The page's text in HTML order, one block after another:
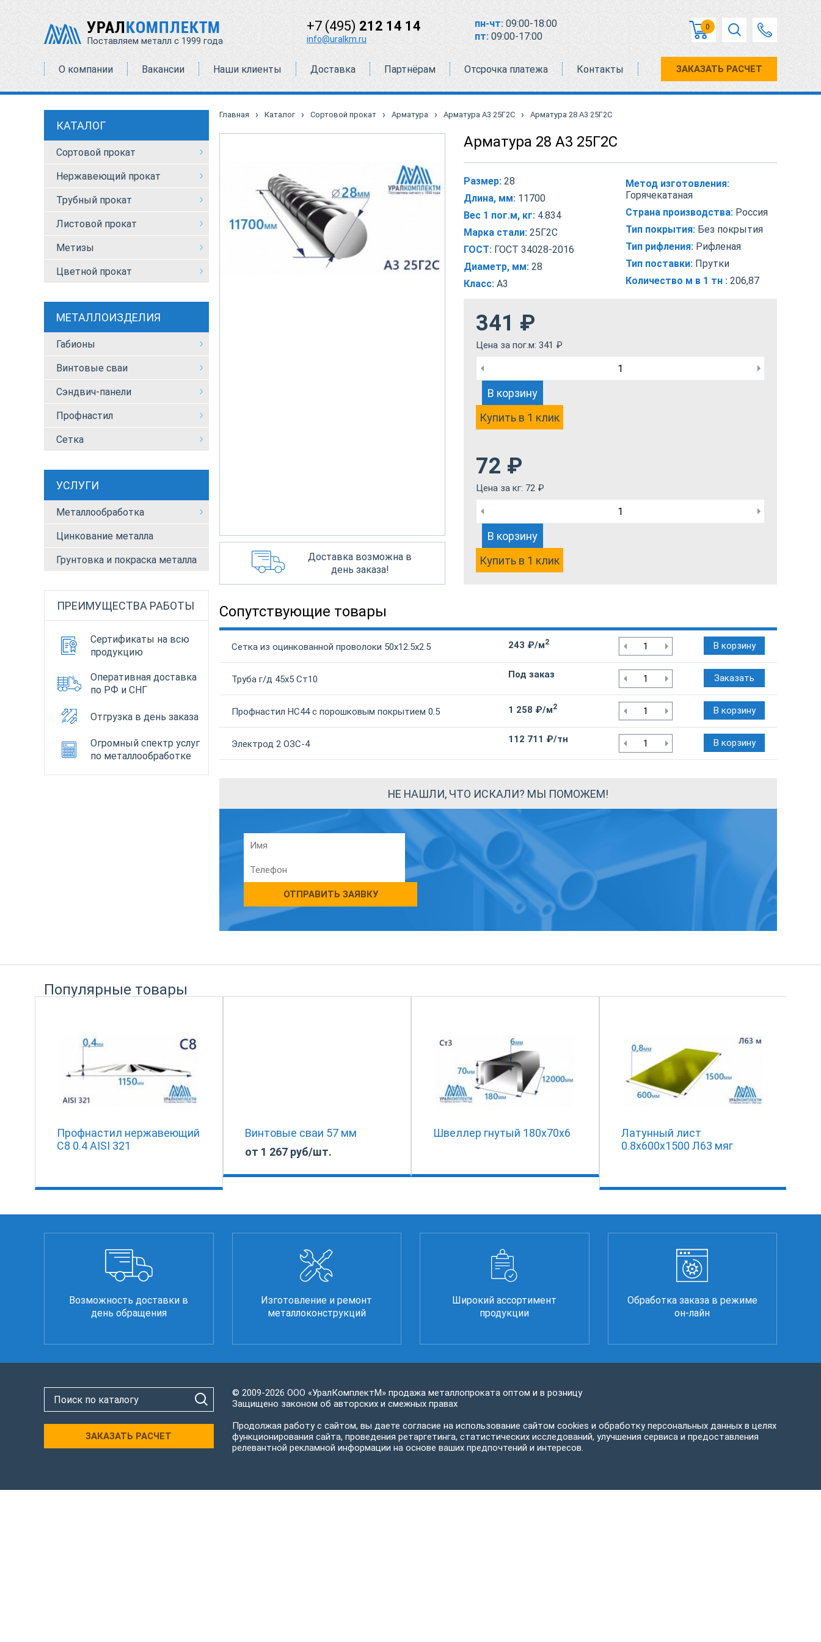
УРАЛКОМПЛЕКТМ
Поставляем металл с 1999 года
+7 (495) 212 14 14
info@uralkm.ru
пн-чт: 09:00-18:00
пт: 09:00-17:00
0
О компании Вакансии Наши клиенты Доставка Партнёрам Отсрочка платежа Контакты ЗАКАЗАТЬ РАСЧЕТ
КАТАЛОГ
Сортовой прокат
Нержавеющий прокат
Трубный прокат
Листовой прокат
Метизы
Цветной прокат
МЕТАЛЛОИЗДЕЛИЯ
Габионы
Винтовые сваи
Сэндвич-панели
Профнастил
Сетка
УСЛУГИ
Металлообработка
Цинкование металла
Грунтовка и покраска металла
ПРЕИМУЩЕСТВА РАБОТЫ
Сертификаты на всю
продукцию
Оперативная доставка
по РФ и СНГ
Отгрузка в день заказа
Огромный спектр услуг
по металлообработке
Главная › Каталог › Сортовой прокат › Арматура › Арматура А3 25Г2С › Арматура 28 А3 25Г2С
Доставка возможна в
день заказа!
Арматура 28 А3 25Г2С
Размер: 28
Длина, мм: 11700
Вес 1 пог.м, кг: 4.834
Марка стали: 25Г2С
ГОСТ: ГОСТ 34028-2016
Диаметр, мм: 28
Класс: А3
Метод изготовления:
Горячекатаная
Страна производства: Россия
Тип покрытия: Без покрытия
Тип рифления: Рифленая
Тип поставки: Прутки
Количество м в 1 тн : 206,87
341 ₽
Цена за пог.м: 341 ₽
В корзину
Купить в 1 клик
72 ₽
Цена за кг: 72 ₽
В корзину
Купить в 1 клик
Сопутствующие товары
Сетка из оцинкованной проволоки 50х12.5х2.5 243 ₽/м2 В корзину
Труба г/д 45х5 Ст10 Под заказ Заказать
Профнастил НС44 с порошковым покрытием 0.5 1 258 ₽/м2 В корзину
Электрод 2 ОЗС-4 112 711 ₽/тн В корзину
НЕ НАШЛИ, ЧТО ИСКАЛИ? МЫ ПОМОЖЕМ!
ОТПРАВИТЬ ЗАЯВКУ
Популярные товары
Профнастил нержавеющий
С8 0.4 AISI 321
Винтовые сваи 57 мм
от 1 267 руб/шт.
Швеллер гнутый 180х70х6
Латунный лист
0.8x600x1500 Л63 мяг
Возможность доставки в
день обращения
Изготовление и ремонт
металлоконструкций
Широкий ассортимент
продукции
Обработка заказа в режиме
он-лайн
ЗАКАЗАТЬ РАСЧЕТ
© 2009-2026 ООО «УралКомплектМ» продажа металлопроката оптом и в розницу
Защищено законом об авторских и смежных правах
Продолжая работу с сайтом, вы даете согласие на использование сайтом cookies и обработку персональных данных в целях
функционирования сайта, проведения ретаргетинга, статистических исследований, улучшения сервиса и предоставления
релевантной рекламной информации на основе ваших предпочтений и интересов.